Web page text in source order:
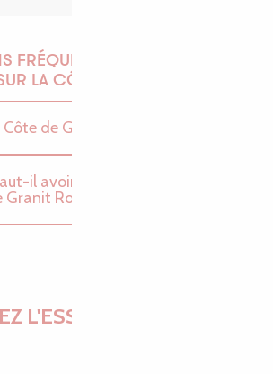
FRÉQUENTES SUR LA
LA CÔTE DE GRANIT ROSE
de Granit Rose ?
il avoir pour une randonnée
Rose ?
L'ESSENTIEL DU BLOG